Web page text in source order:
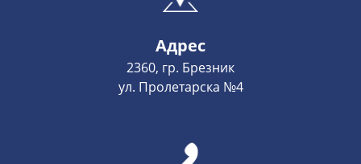
Адрес
2360, гр. Брезник
ул. Пролетарска №4